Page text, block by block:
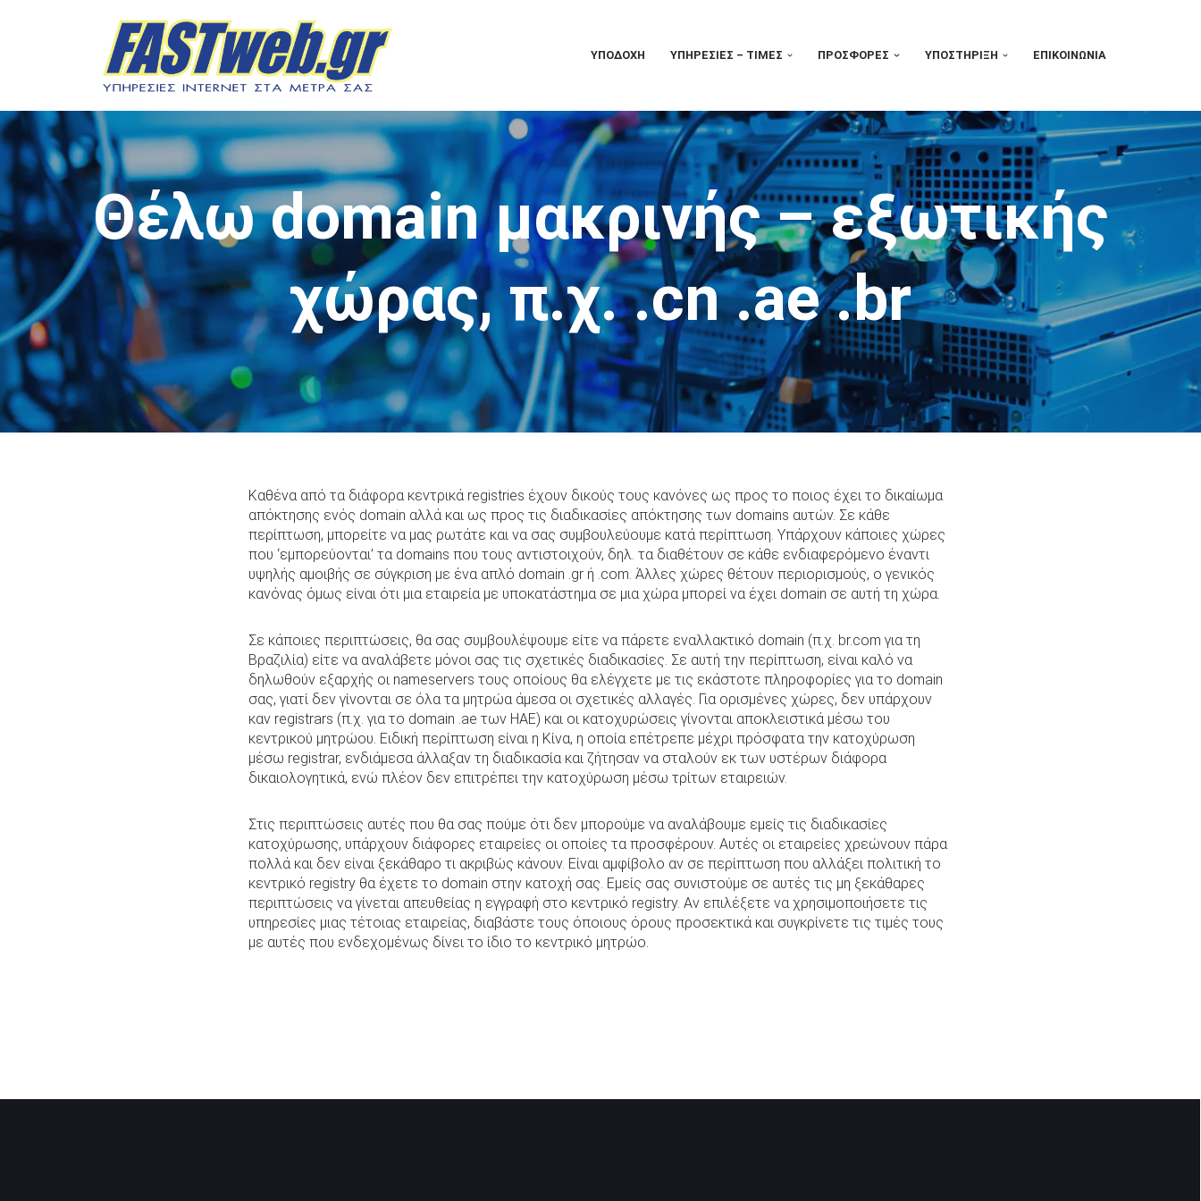
ΥΠΟΔΟΧΉ ΥΠΗΡΕΣΊΕΣ – ΤΙΜΈΣ ΠΡΟΣΦΟΡΈΣ ΥΠΟΣΤΉΡΙΞΗ ΕΠΙΚΟΙΝΩΝΊΑ
Θέλω domain μακρινής – εξωτικής
χώρας, π.χ. .cn .ae .br
Καθένα από τα διάφορα κεντρικά registries έχουν δικούς τους κανόνες ως προς το ποιος έχει το δικαίωμα
απόκτησης ενός domain αλλά και ως προς τις διαδικασίες απόκτησης των domains αυτών. Σε κάθε
περίπτωση, μπορείτε να μας ρωτάτε και να σας συμβουλεύουμε κατά περίπτωση. Υπάρχουν κάποιες χώρες
που ‘εμπορεύονται’ τα domains που τους αντιστοιχούν, δηλ. τα διαθέτουν σε κάθε ενδιαφερόμενο έναντι
υψηλής αμοιβής σε σύγκριση με ένα απλό domain .gr ή .com. Άλλες χώρες θέτουν περιορισμούς, ο γενικός
κανόνας όμως είναι ότι μια εταιρεία με υποκατάστημα σε μια χώρα μπορεί να έχει domain σε αυτή τη χώρα.
Σε κάποιες περιπτώσεις, θα σας συμβουλέψουμε είτε να πάρετε εναλλακτικό domain (π.χ. br.com για τη
Βραζιλία) είτε να αναλάβετε μόνοι σας τις σχετικές διαδικασίες. Σε αυτή την περίπτωση, είναι καλό να
δηλωθούν εξαρχής οι nameservers τους οποίους θα ελέγχετε με τις εκάστοτε πληροφορίες για το domain
σας, γιατί δεν γίνονται σε όλα τα μητρώα άμεσα οι σχετικές αλλαγές. Για ορισμένες χώρες, δεν υπάρχουν
καν registrars (π.χ. για το domain .ae των ΗΑΕ) και οι κατοχυρώσεις γίνονται αποκλειστικά μέσω του
κεντρικού μητρώου. Ειδική περίπτωση είναι η Κίνα, η οποία επέτρεπε μέχρι πρόσφατα την κατοχύρωση
μέσω registrar, ενδιάμεσα άλλαξαν τη διαδικασία και ζήτησαν να σταλούν εκ των υστέρων διάφορα
δικαιολογητικά, ενώ πλέον δεν επιτρέπει την κατοχύρωση μέσω τρίτων εταιρειών.
Στις περιπτώσεις αυτές που θα σας πούμε ότι δεν μπορούμε να αναλάβουμε εμείς τις διαδικασίες
κατοχύρωσης, υπάρχουν διάφορες εταιρείες οι οποίες τα προσφέρουν. Αυτές οι εταιρείες χρεώνουν πάρα
πολλά και δεν είναι ξεκάθαρο τι ακριβώς κάνουν. Είναι αμφίβολο αν σε περίπτωση που αλλάξει πολιτική το
κεντρικό registry θα έχετε το domain στην κατοχή σας. Εμείς σας συνιστούμε σε αυτές τις μη ξεκάθαρες
περιπτώσεις να γίνεται απευθείας η εγγραφή στο κεντρικό registry. Αν επιλέξετε να χρησιμοποιήσετε τις
υπηρεσίες μιας τέτοιας εταιρείας, διαβάστε τους όποιους όρους προσεκτικά και συγκρίνετε τις τιμές τους
με αυτές που ενδεχομένως δίνει το ίδιο το κεντρικό μητρώο.